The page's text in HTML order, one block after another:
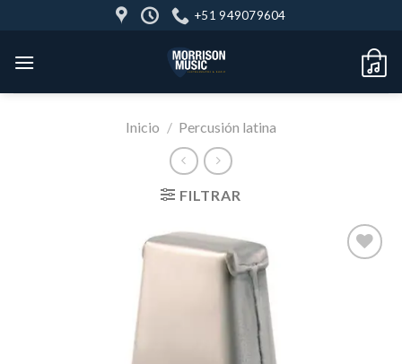
content
+51 949079604
Inicio / Percusión latina
FILTRAR